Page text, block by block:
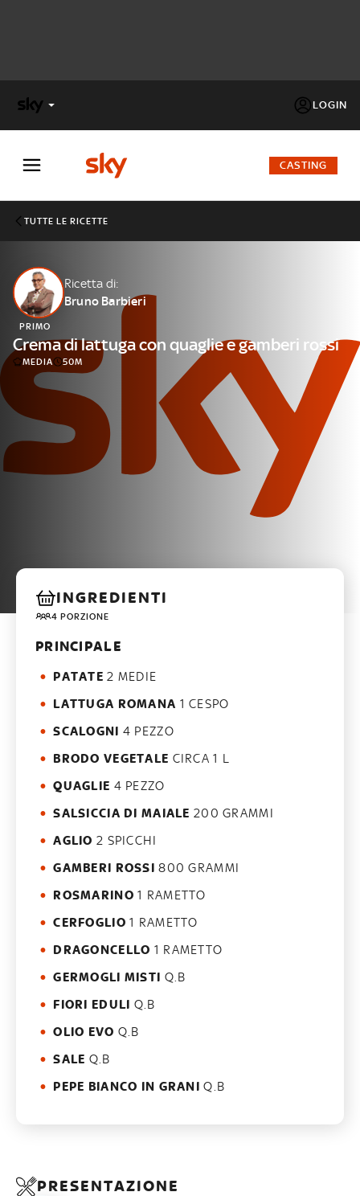
LOGIN
FACTOR
Cos’altro vedere:
PROGRAMMI SKY
Un mondo di offerte:
SKY.IT
NOW
CASTING
TUTTE LE RICETTE
Ricetta di:
Bruno Barbieri
PRIMO
Crema di lattuga con quaglie e gamberi rossi
MEDIA 50M
INGREDIENTI
4 PORZIONE
PRINCIPALE
PATATE 2 MEDIE
LATTUGA ROMANA 1 CESPO
SCALOGNI 4 PEZZO
BRODO VEGETALE CIRCA 1 L
QUAGLIE 4 PEZZO
SALSICCIA DI MAIALE 200 GRAMMI
AGLIO 2 SPICCHI
GAMBERI ROSSI 800 GRAMMI
ROSMARINO 1 RAMETTO
CERFOGLIO 1 RAMETTO
DRAGONCELLO 1 RAMETTO
GERMOGLI MISTI Q.B
FIORI EDULI Q.B
OLIO EVO Q.B
SALE Q.B
PEPE BIANCO IN GRANI Q.B
PRESENTAZIONE